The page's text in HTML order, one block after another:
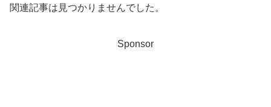
関連記事は見つかりませんでした。
Sponsor